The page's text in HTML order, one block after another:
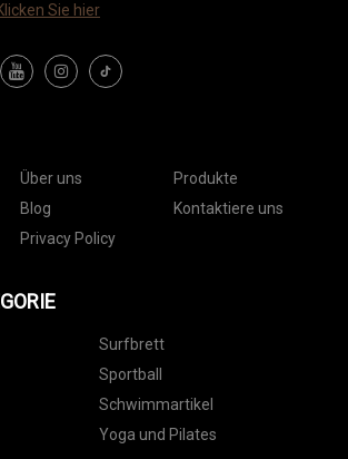
Sie hier
Über uns
Produkte
Blog
Kontaktiere uns
Privacy Policy
Surfbrett
Sportball
Schwimmartikel
Yoga und Pilates